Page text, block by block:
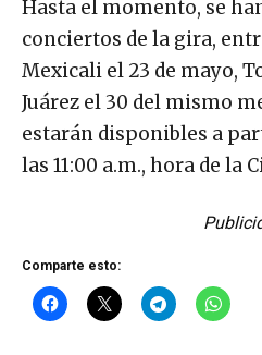
Hasta el momento, se
conciertos de la gira,
Mexicali el 23 de mayo,
Juárez el 30 del mismo
estarán disponibles a
las 11:00 a.m., hora de la
Comparte esto: